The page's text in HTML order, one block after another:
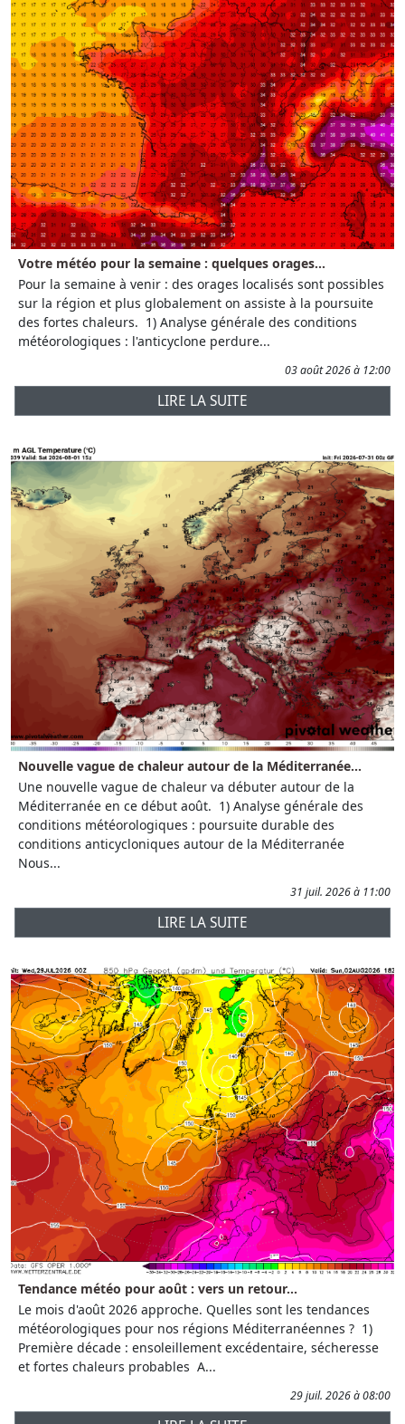
Votre météo pour la semaine : quelques orages...
Pour la semaine à venir : des orages localisés sont possibles
sur la région et plus globalement on assiste à la poursuite
des fortes chaleurs. 1) Analyse générale des conditions
météorologiques : l'anticyclone perdure...
03 août 2026 à 12:00
LIRE LA SUITE
Nouvelle vague de chaleur autour de la Méditerranée...
Une nouvelle vague de chaleur va débuter autour de la
Méditerranée en ce début août. 1) Analyse générale des
conditions météorologiques : poursuite durable des
conditions anticycloniques autour de la Méditerranée
Nous...
31 juil. 2026 à 11:00
LIRE LA SUITE
Tendance météo pour août : vers un retour...
Le mois d'août 2026 approche. Quelles sont les tendances
météorologiques pour nos régions Méditerranéennes ? 1)
Première décade : ensoleillement excédentaire, sécheresse
et fortes chaleurs probables A...
29 juil. 2026 à 08:00